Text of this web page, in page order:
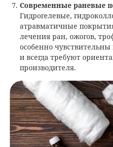
Современные раневые
Гидрогелевые,
атравматичные
лечения ран, ожогов,
особенно
и всегда требуют
производителя.